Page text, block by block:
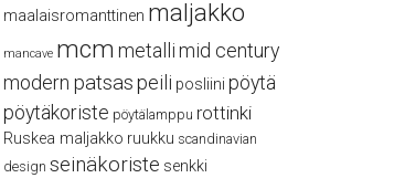
maalaisromanttinen maljakko
mancave mcm metallimid century
modern patsaspeili posliini pöytä
pöytäkoriste pöytälamppu rottinki
Ruskea maljakko ruukku scandinavian
design seinäkoriste senkki